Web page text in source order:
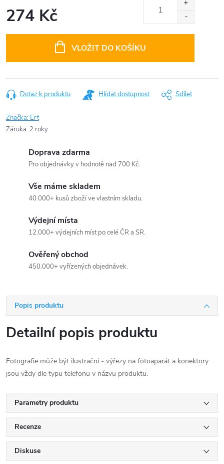
274 Kč
VLOŽIT DO KOŠÍKU
Dotaz k produktu Hlídat dostupnost Sdílet
Značka: Ert
Záruka: 2 roky
Doprava zdarma
Pro objednávky v hodnotě nad 700 Kč.
Vše máme skladem
40.000+ kusů zboží ve vlastním skladu.
Výdejní místa
12.000+ výdejních míst po celé ČR a SR.
Ověřený obchod
450.000+ vyřízených objednávek.
Popis produktu
Detailní popis produktu
Fotografie může být ilustrační - výřezy na fotoaparát a konektory
jsou vždy dle typu telefonu v názvu produktu.
Parametry produktu
Recenze
Diskuse